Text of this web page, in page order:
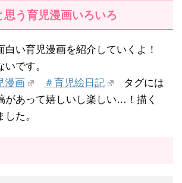
思う育児漫画いろいろ
白い育児漫画を紹介していくよ！
です。
漫画 ＃育児絵日記
タグには
があって嬉しいし楽しい…！描く
た。